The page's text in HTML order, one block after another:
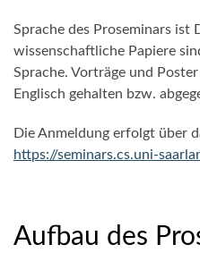
Sprache des Proseminars ist
wissenschaftliche Papiere
Sprache. Vorträge und
Englisch gehalten bzw.
Die Anmeldung erfolgt über
https://seminars.cs.uni-
Aufbau des